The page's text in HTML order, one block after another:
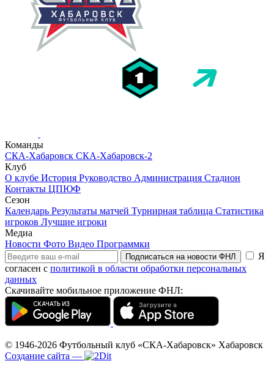
Команды
СКА-Хабаровск СКА-Хабаровск-2
Клуб
О клубе История Руководство Администрация Стадион
Контакты ЦПЮФ
Сезон
Календарь Результаты матчей Турнирная таблица Статистика
игроков Лучшие игроки
Медиа
Новости Фото Видео Программки
Подписаться на новости ФНЛ
Я
согласен с политикой в области обработки персональных
данных
Скачивайте мобильное приложение ФНЛ:
© 1946-2026 Футбольный клуб «СКА-Хабаровск» Хабаровск
Создание сайта —